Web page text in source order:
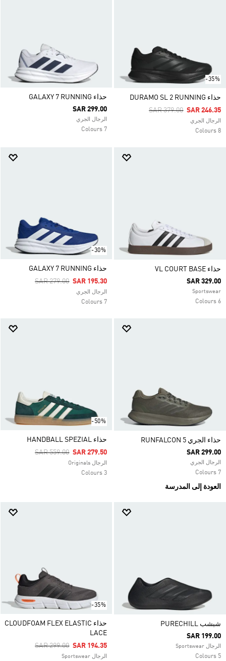
-35%
حذاء DURAMO SL 2 RUNNING
Price Reduced From
SAR 379.00ToSAR 246.35
الرجال الجري
8 Colours
حذاء GALAXY 7 RUNNING
SAR 299.00
الرجال الجري
7 Colours
حذاء VL COURT BASE
SAR 329.00
Sportswear
6 Colours
-30%
حذاء GALAXY 7 RUNNING
Price Reduced From
SAR 279.00ToSAR 195.30
الرجال الجري
7 Colours
حذاء الجري RUNFALCON 5
SAR 299.00
الرجال الجري
7 Colours
العودة إلى المدرسة
-50%
حذاء HANDBALL SPEZIAL
Price Reduced From
SAR 559.00ToSAR 279.50
الرجال Originals
3 Colours
شبشب PURECHILL
SAR 199.00
الرجال Sportswear
5 Colours
-35%
حذاء CLOUDFOAM FLEX ELASTIC
LACE
Price Reduced From
SAR 299.00ToSAR 194.35
الرجال Sportswear